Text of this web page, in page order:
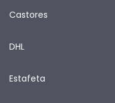
Castores
DHL
Estafeta